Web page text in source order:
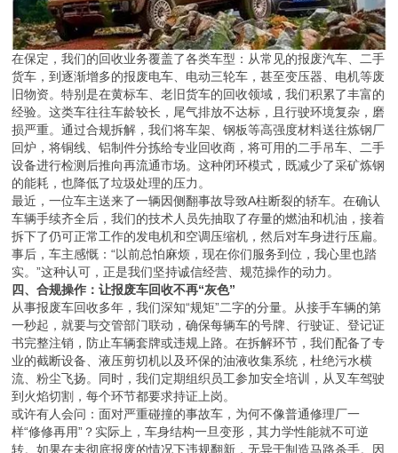
在保定，我们的回收业务覆盖了各类车型：从常见的报废汽车、二手
货车，到逐渐增多的报废电车、电动三轮车，甚至变压器、电机等废
旧物资。特别是在黄标车、老旧货车的回收领域，我们积累了丰富的
经验。这类车往往车龄较长，尾气排放不达标，且行驶环境复杂，磨
损严重。通过合规拆解，我们将车架、钢板等高强度材料送往炼钢厂
回炉，将铜线、铝制件分拣给专业回收商，将可用的二手吊车、二手
设备进行检测后推向再流通市场。这种闭环模式，既减少了采矿炼钢
的能耗，也降低了垃圾处理的压力。
最近，一位车主送来了一辆因侧翻事故导致A柱断裂的轿车。在确认
车辆手续齐全后，我们的技术人员先抽取了存量的燃油和机油，接着
拆下了仍可正常工作的发电机和空调压缩机，然后对车身进行压扁。
事后，车主感慨：“以前总怕麻烦，现在你们服务到位，我心里也踏
实。”这种认可，正是我们坚持诚信经营、规范操作的动力。
四、合规操作：让报废车回收不再“灰色”
从事报废车回收多年，我们深知“规矩”二字的分量。从接手车辆的第
一秒起，就要与交管部门联动，确保每辆车的号牌、行驶证、登记证
书完整注销，防止车辆套牌或违规上路。在拆解环节，我们配备了专
业的截断设备、液压剪切机以及环保的油液收集系统，杜绝污水横
流、粉尘飞扬。同时，我们定期组织员工参加安全培训，从叉车驾驶
到火焰切割，每个环节都要求持证上岗。
或许有人会问：面对严重碰撞的事故车，为何不像普通修理厂一
样“修修再用”？实际上，车身结构一旦变形，其力学性能就不可逆
转。如果在未彻底报废的情况下违规翻新，无异于制造马路杀手。因
此，合规拆解的最终目的，不是“消灭车辆”，而是“创造安全”。每一